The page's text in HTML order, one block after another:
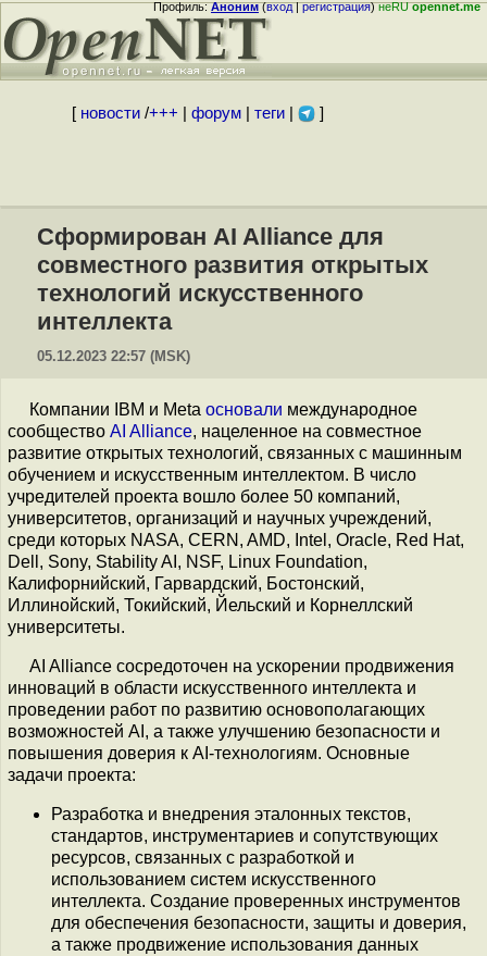
Профиль:Аноним(вход|регистрация)неRUopennet.me
[ новости/+++ форум| теги| ]
Сформирован AI Alliance для
совместного развития открытых
технологий искусственного
интеллекта
05.12.2023 22:57 (MSK)
Компании IBM и Meta основали международное
сообщество AI Alliance, нацеленное на совместное
развитие открытых технологий, связанных с машинным
обучением и искусственным интеллектом. В число
учредителей проекта вошло более 50 компаний,
университетов, организаций и научных учреждений,
среди которых NASA, CERN, AMD, Intel, Oracle, Red Hat,
Dell, Sony, Stability AI, NSF, Linux Foundation,
Калифорнийский, Гарвардский, Бостонский,
Иллинойский, Токийский, Йельский и Корнеллский
университеты.
AI Alliance сосредоточен на ускорении продвижения
инноваций в области искусственного интеллекта и
проведении работ по развитию основополагающих
возможностей AI, а также улучшению безопасности и
повышения доверия к AI-технологиям. Основные
задачи проекта:
Разработка и внедрения эталонных текстов,
стандартов, инструментариев и сопутствующих
ресурсов, связанных с разработкой и
использованием систем искусственного
интеллекта. Создание проверенных инструментов
для обеспечения безопасности, защиты и доверия,
а также продвижение использования данных